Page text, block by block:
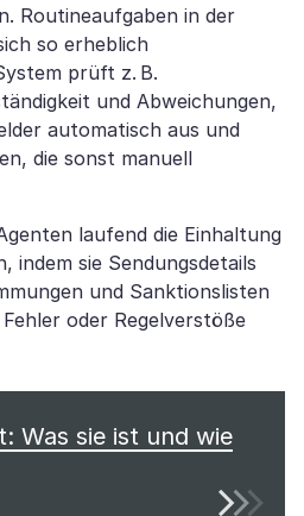
Routineaufgaben in der
so erheblich
prüft z. B.
und Abweichungen,
automatisch aus und
die sonst manuell
laufend die Einhaltung
indem sie Sendungsdetails
und Sanktionslisten
oder Regelverstöße
Was sie ist und wie